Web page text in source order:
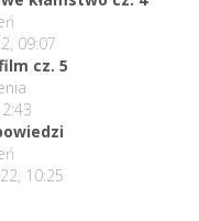
09:07
cz. 5
10:25